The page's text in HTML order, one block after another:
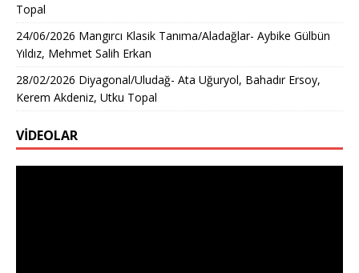
Topal
24/06/2026 Mangırcı Klasik Tanıma/Aladağlar- Aybike Gülbün
Yıldız, Mehmet Salih Erkan
28/02/2026 Diyagonal/Uludağ- Ata Uğuryol, Bahadır Ersoy,
Kerem Akdeniz, Utku Topal
VİDEOLAR